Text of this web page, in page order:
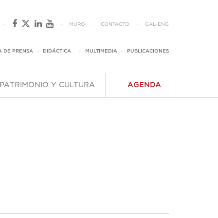
· · MURO · CONTACTO · GAL- ENG
DE PRENSA · DIDÁCTICA · MULTIMEDIA · PUBLICACIONES
PATRIMONIO Y CULTURA AGENDA